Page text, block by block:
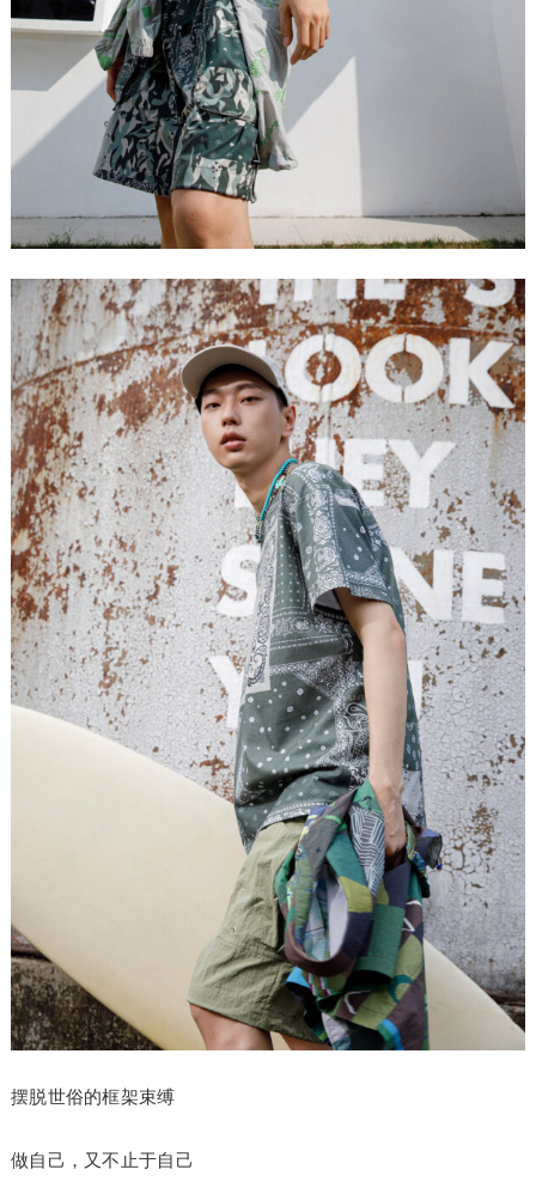
摆脱世俗的框架束缚
做自己，又不止于自己